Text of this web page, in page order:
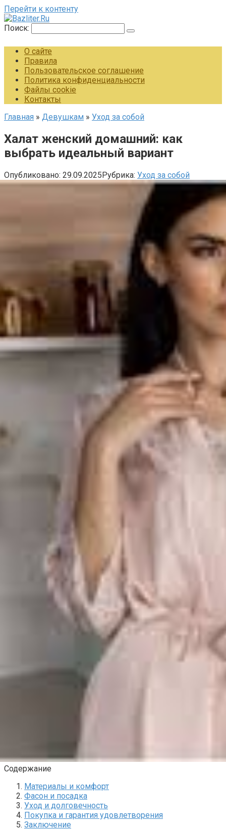
Перейти к контенту
Поиск:
О сайте
Правила
Пользовательское соглашение
Политика конфиденциальности
Файлы cookie
Контакты
Главная » Девушкам » Уход за собой
Халат женский домашний: как
выбрать идеальный вариант
Опубликовано: 29.09.2025Рубрика: Уход за собой
Содержание
Материалы и комфорт
Фасон и посадка
Уход и долговечность
Покупка и гарантия удовлетворения
Заключение